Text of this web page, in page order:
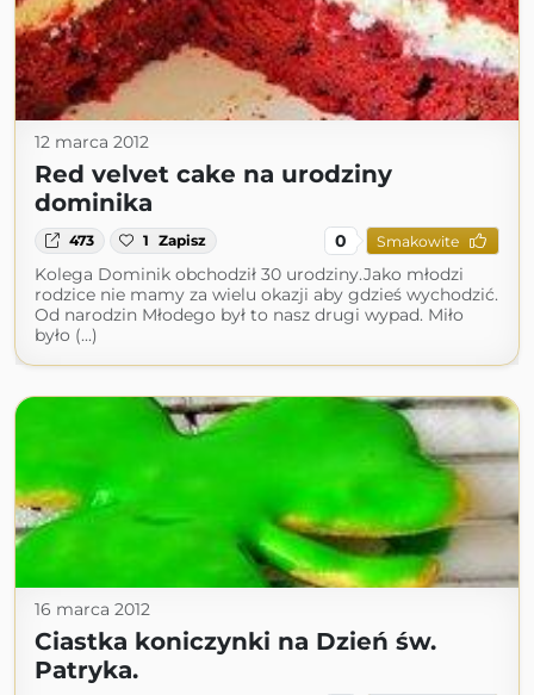
12 marca 2012
Red velvet cake na urodziny
dominika
473 1 Zapisz 0 Smakowite
Kolega Dominik obchodził 30 urodziny.Jako młodzi
rodzice nie mamy za wielu okazji aby gdzieś wychodzić.
Od narodzin Młodego był to nasz drugi wypad. Miło
było (...)
16 marca 2012
Ciastka koniczynki na Dzień św.
Patryka.